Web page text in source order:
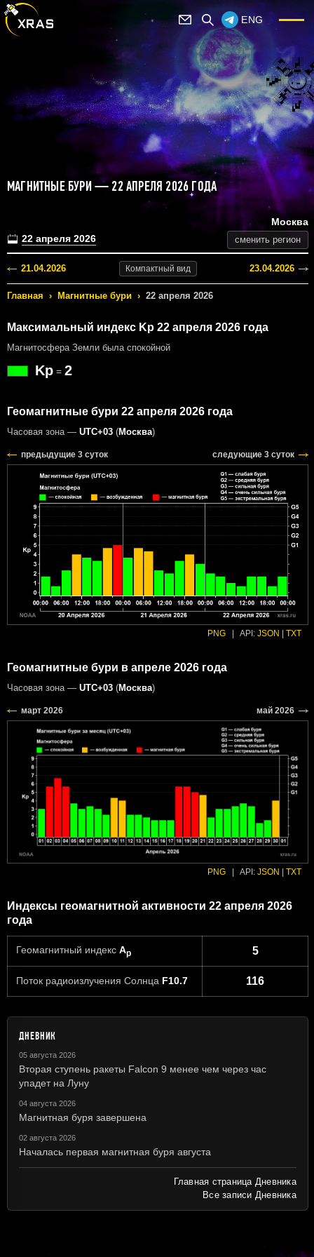
ENG
МАГНИТНЫЕ БУРИ — 22 АПРЕЛЯ 2026 ГОДА
22 апреля 2026
Москва
сменить регион
21.04.2026 Компактный вид 23.04.2026
Главная › Магнитные бури › 22 апреля 2026
Максимальный индекс Kp 22 апреля 2026 года
Магнитосфера Земли была спокойной
Kp = 2
Геомагнитные бури 22 апреля 2026 года
Часовая зона — UTC+03 (Москва)
предыдущие 3 суток следующие 3 суток
PNG API: JSON TXT
Геомагнитные бури в апреле 2026 года
Часовая зона — UTC+03 (Москва)
PNG API: JSON TXT
Индексы геомагнитной активности 22 апреля 2026
года
Геомагнитный индекс Ap 5
Поток радиоизлучения Солнца F10.7 116
ДНЕВНИК
05 августа 2026
Вторая ступень ракеты Falcon 9 менее чем через час
упадет на Луну
04 августа 2026
Магнитная буря завершена
02 августа 2026
Началась первая магнитная буря августа
Главная страница Дневника
Все записи Дневника